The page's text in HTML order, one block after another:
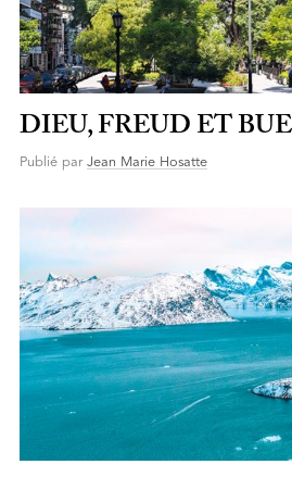
DIEU, FREUD ET
Publié par Jean Marie Hosatte